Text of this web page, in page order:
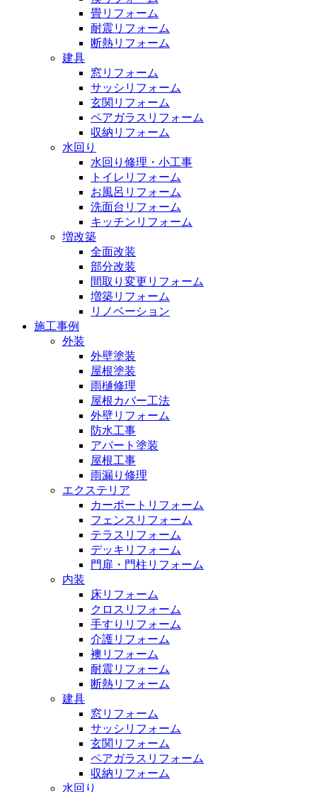
畳リフォーム
耐震リフォーム
断熱リフォーム
建具
窓リフォーム
サッシリフォーム
玄関リフォーム
ペアガラスリフォーム
収納リフォーム
水回り
水回り修理・小工事
トイレリフォーム
お風呂リフォーム
洗面台リフォーム
キッチンリフォーム
増改築
全面改装
部分改装
間取り変更リフォーム
増築リフォーム
リノベーション
施工事例
外装
外壁塗装
屋根塗装
雨樋修理
屋根カバー工法
外壁リフォーム
防水工事
アパート塗装
屋根工事
雨漏り修理
エクステリア
カーポートリフォーム
フェンスリフォーム
テラスリフォーム
デッキリフォーム
門扉・門柱リフォーム
内装
床リフォーム
クロスリフォーム
手すりリフォーム
介護リフォーム
襖リフォーム
耐震リフォーム
断熱リフォーム
建具
窓リフォーム
サッシリフォーム
玄関リフォーム
ペアガラスリフォーム
収納リフォーム
水回り